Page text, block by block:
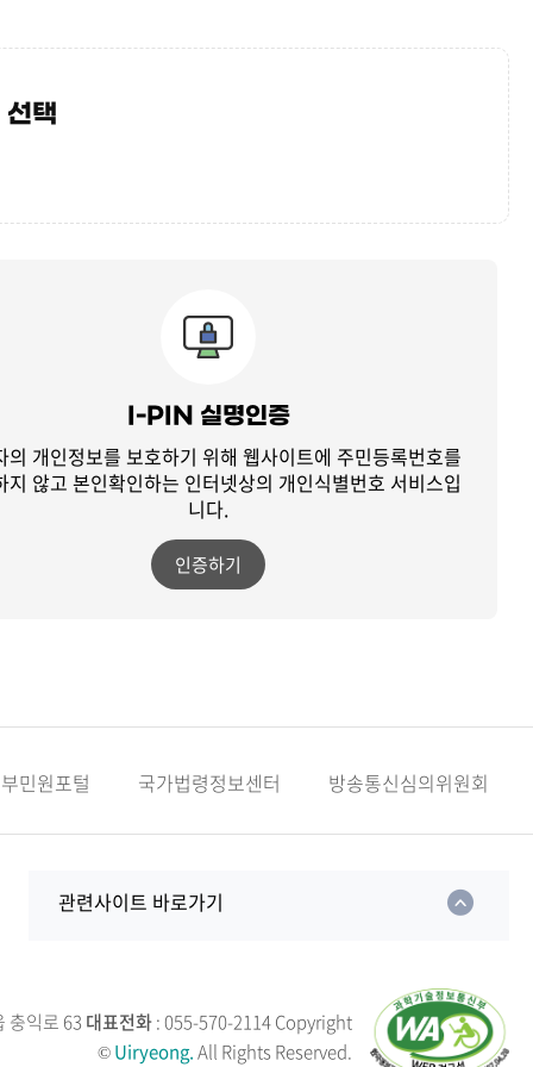
택
I-PIN 실명인증
의 개인정보를 보호하기 위해 웹사이트에 주민등록번호를
지 않고 본인확인하는 인터넷상의 개인식별번호 서비스입
니다.
인증하기
민원포털 국가법령정보센터 방송통신심의위원회
관련사이트 바로가기
충익로 63 대표전화: 055-570-2114Copyright
©Uiryeong.All Rights Reserved.